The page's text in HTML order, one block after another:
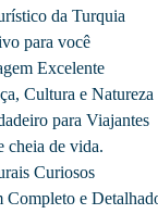
da Turquia
para você
Excelente
Cultura e Natureza
para Viajantes
cheia de vida.
Curiosos
e